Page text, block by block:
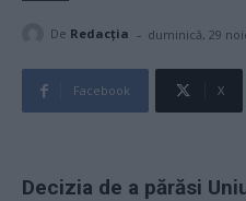
De Redacţia - duminică, 29
Facebook X
Decizia de a părăsi